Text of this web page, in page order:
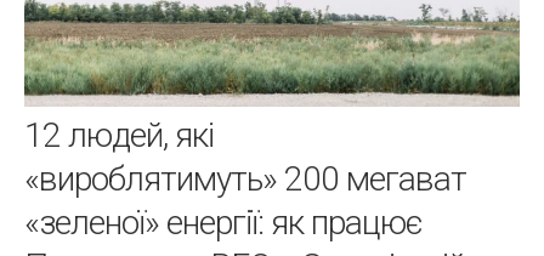
12 людей, які
«вироблятимуть» 200 мегават
«зеленої» енергії: як працює